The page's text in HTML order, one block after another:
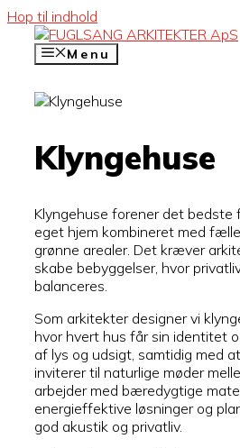
Hop til indhold
Menu
Klyngehuse
Klyngehuse forener det bedste
eget hjem kombineret med
grønne arealer. Det kræver
skabe bebyggelser, hvor
balanceres.
Som arkitekter designer vi
hvor hvert hus får sin identitet
af lys og udsigt, samtidig med
inviterer til naturlige møder
arbejder med bæredygtige
energieffektive løsninger og
god akustik og privatliv.